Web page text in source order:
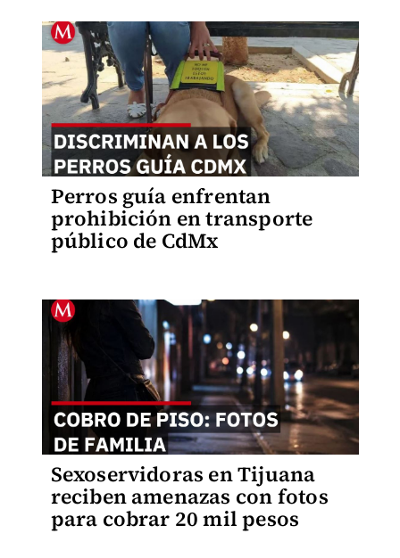
Perros guía enfrentan
prohibición en transporte
público de CdMx
Sexoservidoras en Tijuana
reciben amenazas con fotos
para cobrar 20 mil pesos